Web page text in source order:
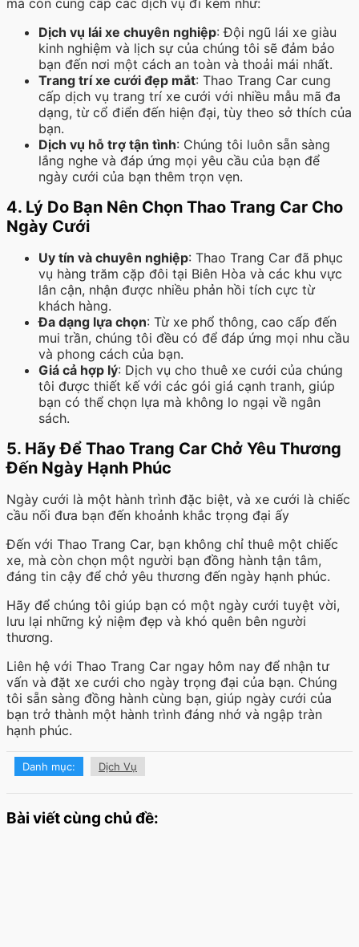
Dịch vụ lái xe chuyên nghiệp: Đội ngũ lái xe giàu
kinh nghiệm và lịch sự của chúng tôi sẽ đảm bảo
bạn đến nơi một cách an toàn và thoải mái nhất.
Trang trí xe cưới đẹp mắt: Thao Trang Car cung
cấp dịch vụ trang trí xe cưới với nhiều mẫu mã đa
dạng, từ cổ điển đến hiện đại, tùy theo sở thích của
bạn.
Dịch vụ hỗ trợ tận tình: Chúng tôi luôn sẵn sàng
lắng nghe và đáp ứng mọi yêu cầu của bạn để
ngày cưới của bạn thêm trọn vẹn.
4. Lý Do Bạn Nên Chọn Thao Trang Car Cho
Ngày Cưới
Uy tín và chuyên nghiệp: Thao Trang Car đã phục
vụ hàng trăm cặp đôi tại Biên Hòa và các khu vực
lân cận, nhận được nhiều phản hồi tích cực từ
khách hàng.
Đa dạng lựa chọn: Từ xe phổ thông, cao cấp đến
mui trần, chúng tôi đều có để đáp ứng mọi nhu cầu
và phong cách của bạn.
Giá cả hợp lý: Dịch vụ cho thuê xe cưới của chúng
tôi được thiết kế với các gói giá cạnh tranh, giúp
bạn có thể chọn lựa mà không lo ngại về ngân
sách.
5. Hãy Để Thao Trang Car Chở Yêu Thương
Đến Ngày Hạnh Phúc
Ngày cưới là một hành trình đặc biệt, và xe cưới là chiếc
cầu nối đưa bạn đến khoảnh khắc trọng đại ấy
Đến với Thao Trang Car, bạn không chỉ thuê một chiếc
xe, mà còn chọn một người bạn đồng hành tận tâm,
đáng tin cậy để chở yêu thương đến ngày hạnh phúc.
Hãy để chúng tôi giúp bạn có một ngày cưới tuyệt vời,
lưu lại những kỷ niệm đẹp và khó quên bên người
thương.
Liên hệ với Thao Trang Car ngay hôm nay để nhận tư
vấn và đặt xe cưới cho ngày trọng đại của bạn. Chúng
tôi sẵn sàng đồng hành cùng bạn, giúp ngày cưới của
bạn trở thành một hành trình đáng nhớ và ngập tràn
hạnh phúc.
Danh mục: Dịch Vụ
Bài viết cùng chủ đề: